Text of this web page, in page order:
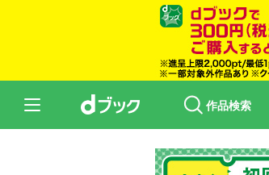
作品検索